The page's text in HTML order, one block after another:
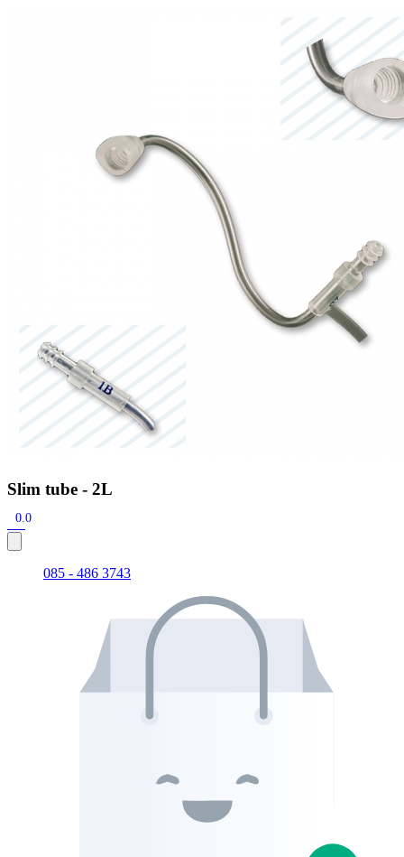
Signia Silk IXWidex
Onderhoudsartikelen
Signia Active Mini IX - Oplaadbaar
De Signia Active Mini IX is het nieuwste hoortoestel van Signia.
Slim tube - 2L
0.0
085 - 486 3743